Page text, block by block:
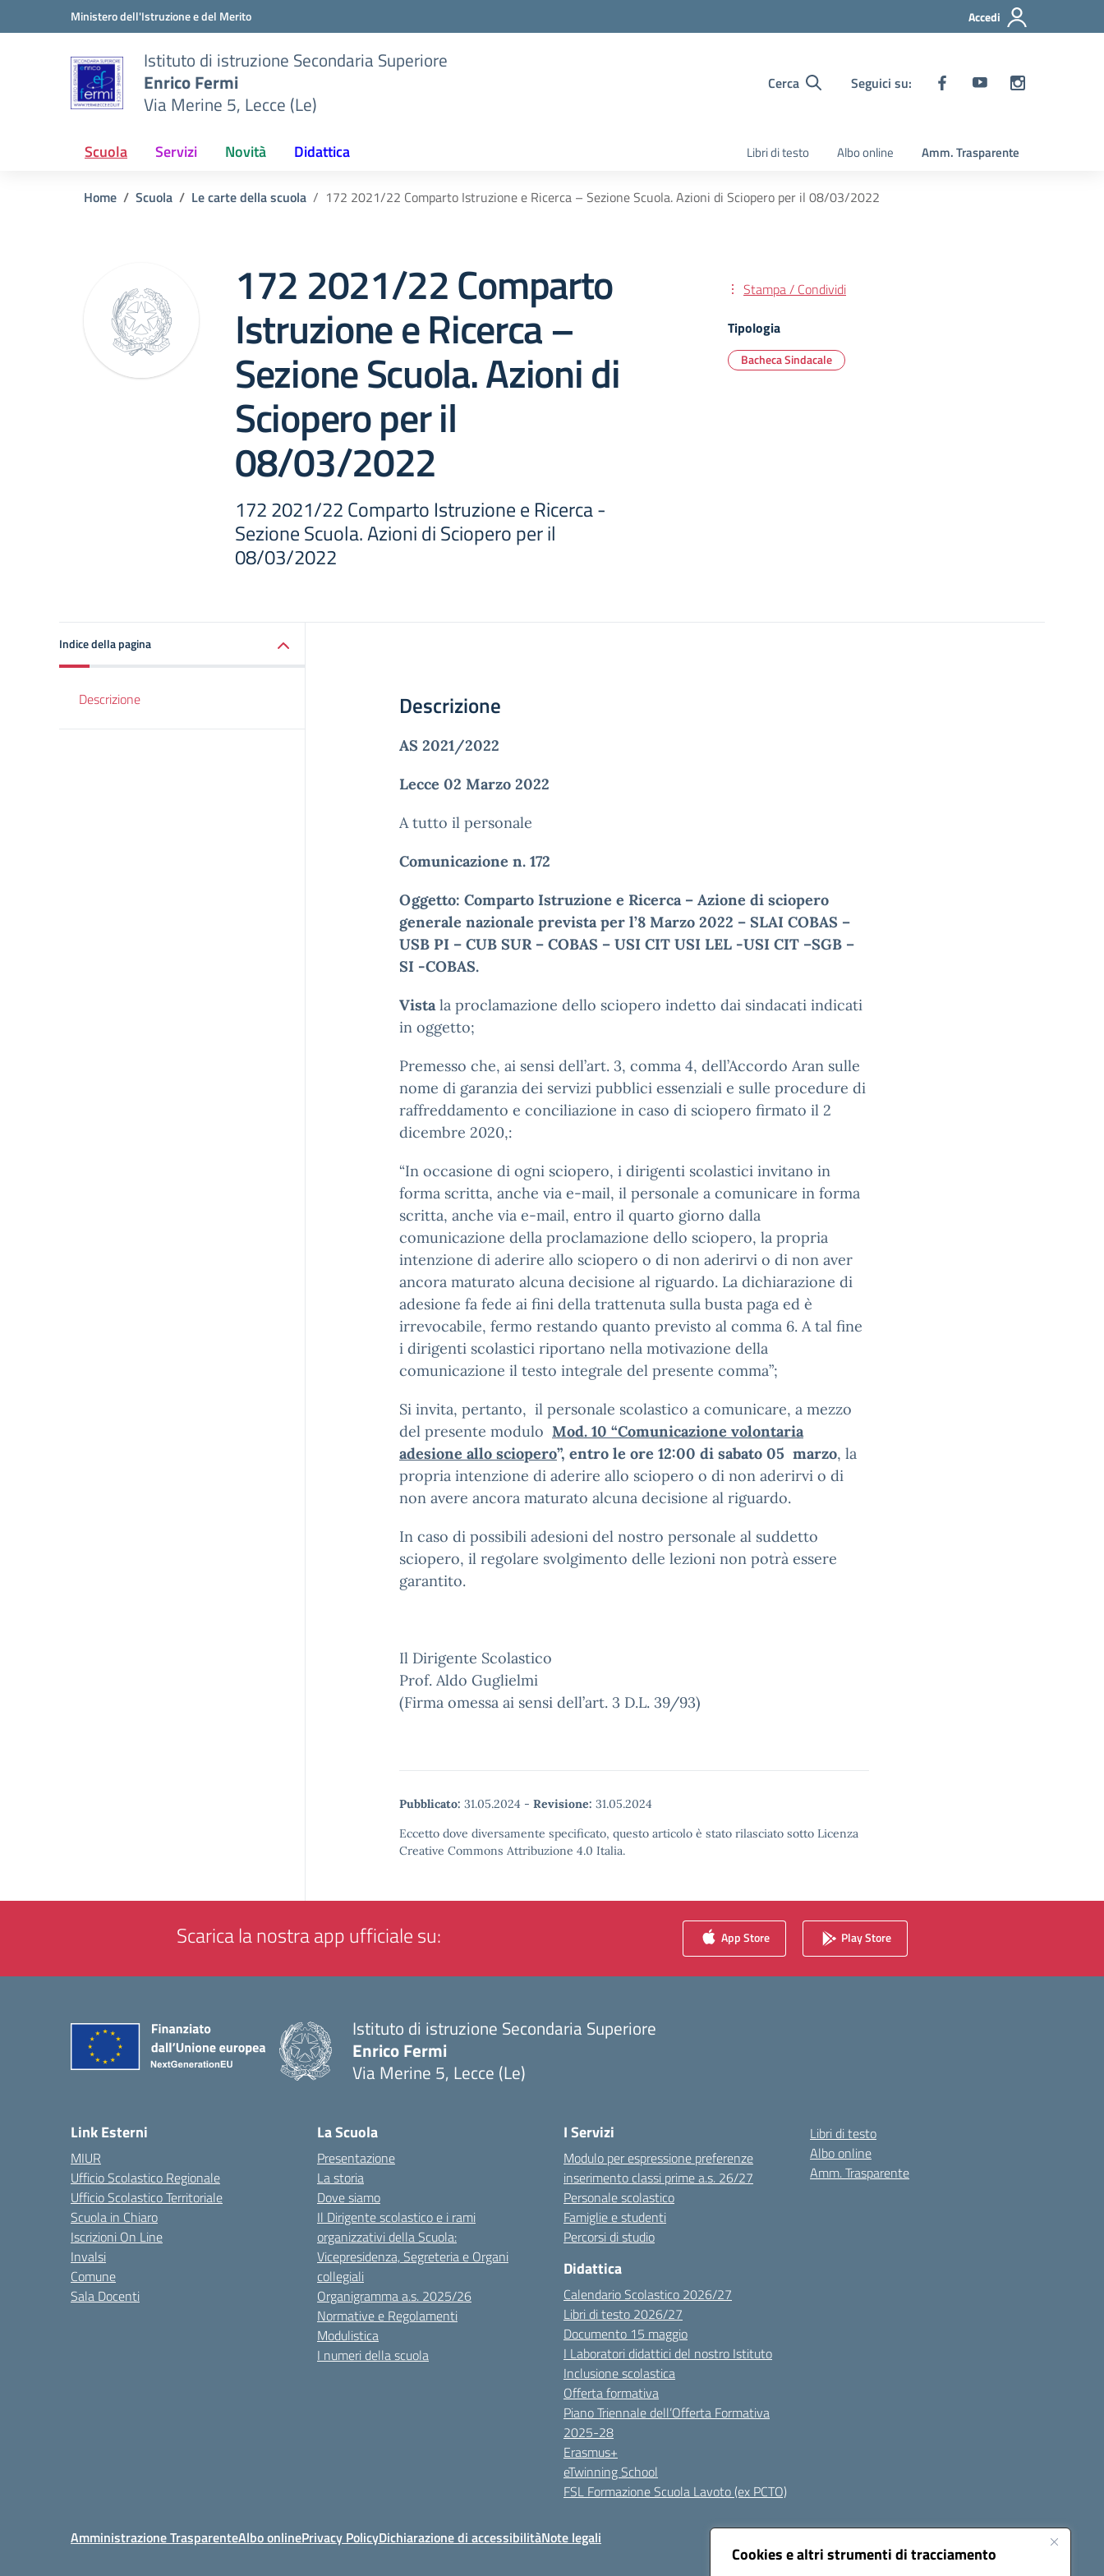
Cookies e altri strumenti di tracciamento
Vai ai contenuti
Vai al menu di navigazioneMinistero dell'Istruzione e del Merito Accedi
Istituto di istruzione Secondaria Superiore
Enrico Fermi
Via Merine 5, Lecce (Le)
Cerca Seguici su:
Scuola Servizi Novità Didattica Libri di testo Albo online Amm. Trasparente
Home Scuola Le carte della scuola 172 2021/22 Comparto Istruzione e Ricerca – Sezione Scuola. Azioni di Sciopero per il 08/03/2022
172 2021/22 Comparto
Istruzione e Ricerca –
Sezione Scuola. Azioni di
Sciopero per il
08/03/2022
172 2021/22 Comparto Istruzione e Ricerca -
Sezione Scuola. Azioni di Sciopero per il
08/03/2022
Stampa / Condividi
Tipologia
Bacheca Sindacale
Indice della pagina
Descrizione Descrizione
AS 2021/2022
Lecce 02 Marzo 2022
A tutto il personale
Comunicazione n. 172
Oggetto: Comparto Istruzione e Ricerca – Azione di sciopero
generale nazionale prevista per l’8 Marzo 2022 – SLAI COBAS –
USB PI – CUB SUR – COBAS – USI CIT USI LEL -USI CIT –SGB –
SI -COBAS.
Vistala proclamazione dello sciopero indetto dai sindacati indicati
in oggetto;
Premesso che, ai sensi dell’art. 3, comma 4, dell’Accordo Aran sulle
nome di garanzia dei servizi pubblici essenziali e sulle procedure di
raffreddamento e conciliazione in caso di sciopero firmato il 2
dicembre 2020,:
“In occasione di ogni sciopero, i dirigenti scolastici invitano in
forma scritta, anche via e-mail, il personale a comunicare in forma
scritta, anche via e-mail, entro il quarto giorno dalla
comunicazione della proclamazione dello sciopero, la propria
intenzione di aderire allo sciopero o di non aderirvi o di non aver
ancora maturato alcuna decisione al riguardo. La dichiarazione di
adesione fa fede ai fini della trattenuta sulla busta paga ed è
irrevocabile, fermo restando quanto previsto al comma 6. A tal fine
i dirigenti scolastici riportano nella motivazione della
comunicazione il testo integrale del presente comma”;
Si invita, pertanto, il personale scolastico a comunicare, a mezzo
del presente modulo Mod. 10 “Comunicazione volontaria
adesione allo sciopero”, entro le ore 12:00 di sabato 05 marzo, la
propria intenzione di aderire allo sciopero o di non aderirvi o di
non avere ancora maturato alcuna decisione al riguardo.
In caso di possibili adesioni del nostro personale al suddetto
sciopero, il regolare svolgimento delle lezioni non potrà essere
garantito.
Il Dirigente Scolastico
Prof. Aldo Guglielmi
(Firma omessa ai sensi dell’art. 3 D.L. 39/93)
Pubblicato: 31.05.2024 - Revisione: 31.05.2024
Eccetto dove diversamente specificato, questo articolo è stato rilasciato sotto Licenza
Creative Commons Attribuzione 4.0 Italia.
Scarica la nostra app ufficiale su: App Store Play Store
Istituto di istruzione Secondaria Superiore
Enrico Fermi
Via Merine 5, Lecce (Le)
Link Esterni
MIUR
Ufficio Scolastico Regionale
Ufficio Scolastico Territoriale
Scuola in Chiaro
Iscrizioni On Line
Invalsi
Comune
Sala Docenti
La Scuola
Presentazione
La storia
Dove siamo
Il Dirigente scolastico e i rami
organizzativi della Scuola:
Vicepresidenza, Segreteria e Organi
collegiali
Organigramma a.s. 2025/26
Normative e Regolamenti
Modulistica
I numeri della scuola
I Servizi
Modulo per espressione preferenze
inserimento classi prime a.s. 26/27
Personale scolastico
Famiglie e studenti
Percorsi di studio
Didattica
Calendario Scolastico 2026/27
Libri di testo 2026/27
Documento 15 maggio
I Laboratori didattici del nostro Istituto
Inclusione scolastica
Offerta formativa
Piano Triennale dell’Offerta Formativa
2025-28
Erasmus+
eTwinning School
FSL Formazione Scuola Lavoto (ex PCTO)
Libri di testo
Albo online
Amm. Trasparente
Amministrazione TrasparenteAlbo onlinePrivacy PolicyDichiarazione di accessibilitàNote legali Seguici su: